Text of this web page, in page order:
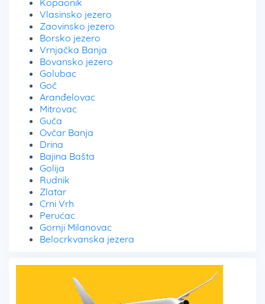
Kopaonik
Vlasinsko jezero
Zaovinsko jezero
Borsko jezero
Vrnjačka Banja
Bovansko jezero
Golubac
Goč
Aranđelovac
Mitrovac
Guča
Ovčar Banja
Drina
Bajina Bašta
Golija
Rudnik
Zlatar
Crni Vrh
Perućac
Gornji Milanovac
Belocrkvanska jezera